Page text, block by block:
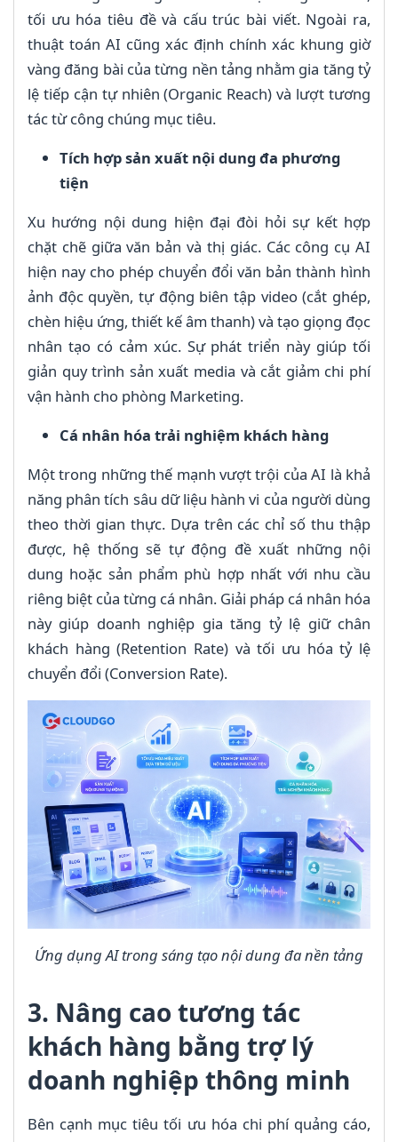
tối ưu hóa tiêu đề và cấu trúc bài viết. Ngoài ra,
thuật toán AI cũng xác định chính xác khung giờ
vàng đăng bài của từng nền tảng nhằm gia tăng tỷ
lệ tiếp cận tự nhiên (Organic Reach) và lượt tương
tác từ công chúng mục tiêu.
Tích hợp sản xuất nội dung đa phương
tiện
Xu hướng nội dung hiện đại đòi hỏi sự kết hợp
chặt chẽ giữa văn bản và thị giác. Các công cụ AI
hiện nay cho phép chuyển đổi văn bản thành hình
ảnh độc quyền, tự động biên tập video (cắt ghép,
chèn hiệu ứng, thiết kế âm thanh) và tạo giọng đọc
nhân tạo có cảm xúc. Sự phát triển này giúp tối
giản quy trình sản xuất media và cắt giảm chi phí
vận hành cho phòng Marketing.
Cá nhân hóa trải nghiệm khách hàng
Một trong những thế mạnh vượt trội của AI là khả
năng phân tích sâu dữ liệu hành vi của người dùng
theo thời gian thực. Dựa trên các chỉ số thu thập
được, hệ thống sẽ tự động đề xuất những nội
dung hoặc sản phẩm phù hợp nhất với nhu cầu
riêng biệt của từng cá nhân. Giải pháp cá nhân hóa
này giúp doanh nghiệp gia tăng tỷ lệ giữ chân
khách hàng (Retention Rate) và tối ưu hóa tỷ lệ
chuyển đổi (Conversion Rate).
Ứng dụng AI trong sáng tạo nội dung đa nền tảng
3. Nâng cao tương tác
khách hàng bằng trợ lý
doanh nghiệp thông minh
Bên cạnh mục tiêu tối ưu hóa chi phí quảng cáo,